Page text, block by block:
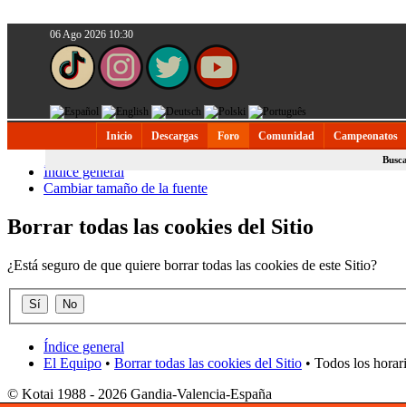
06 Ago 2026 10:30
Inicio Descargas Foro Comunidad Campeonatos
Índice general
Cambiar tamaño de la fuente
Borrar todas las cookies del Sitio
¿Está seguro de que quiere borrar todas las cookies de este Sitio?
Índice general
El Equipo • Borrar todas las cookies del Sitio • Todos los
© Kotai 1988 - 2026 Gandia-Valencia-España